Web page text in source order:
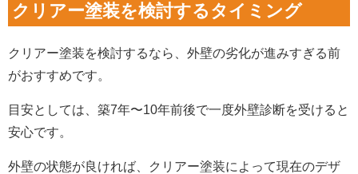
クリアー塗装を検討するタイミング
クリアー塗装を検討するなら、外壁の劣化が進みすぎる前
がおすすめです。
目安としては、築7年〜10年前後で一度外壁診断を受けると
安心です。
外壁の状態が良ければ、クリアー塗装によって現在のデザ